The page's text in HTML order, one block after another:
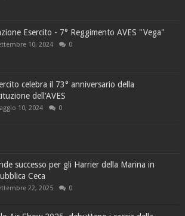
Esercito - 7° Reggimento AVES "Vega"
10, 2024 0
celebra il 73° anniversario della
dell'AVES
10, 2024 0
successo per gli Harrier della Marina in
Ceca
22, 2025 0